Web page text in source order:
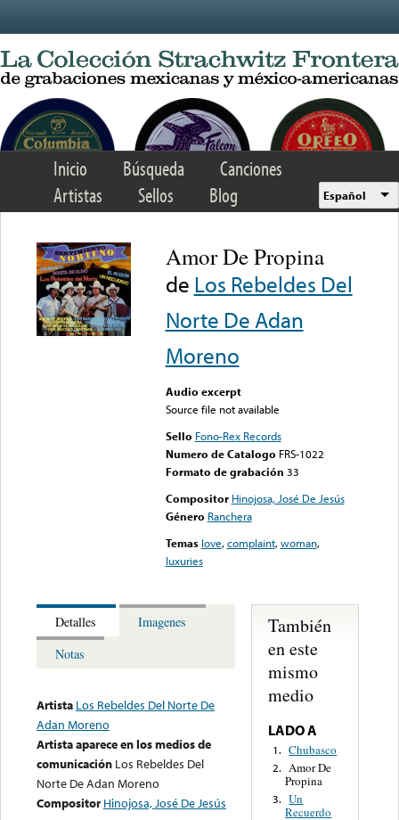
Inicio Búsqueda
Canciones
Artistas
Sellos Blog Español
Amor De Propina
de Los Rebeldes Del
Norte De Adan
Moreno
Audio excerpt
Source file not available
Sello Fono-Rex Records
Numero de Catalogo FRS-1022
Formato de grabación 33
Compositor Hinojosa, José De Jesús
Género Ranchera
Temas love,complaint,woman,
luxuries
Detalles
Imagenes
Notas
Artista Los Rebeldes Del Norte De
Adan Moreno
Artista aparece en los medios de
comunicación Los Rebeldes Del
Norte De Adan Moreno
Compositor Hinojosa, José De Jesús
También
en este
mismo
medio
LADO A
1. Chubasco
2. Amor De
Propina
3. Un
Recuerdo